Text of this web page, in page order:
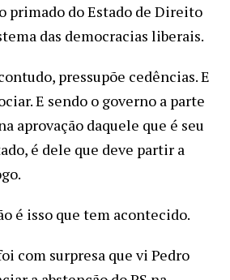
primado do Estado de Direito
das democracias liberais.
pressupõe cedências. E
E sendo o governo a parte
aprovação daquele que é seu
é dele que deve partir a
é isso que tem acontecido.
com surpresa que vi Pedro